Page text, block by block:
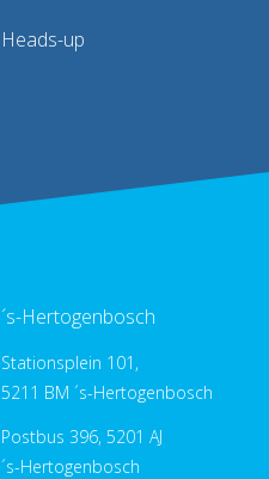
Heads-up
´s-Hertogenbosch
Stationsplein 101,
5211 BM ´s-Hertogenbosch
Postbus 396, 5201 AJ
´s-Hertogenbosch